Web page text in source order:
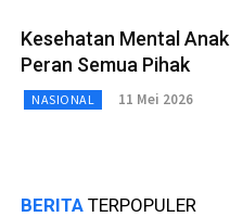
Kesehatan Mental
Peran Semua Pihak
NASIONAL 11 Mei 2026
BERITA TERPOPULER